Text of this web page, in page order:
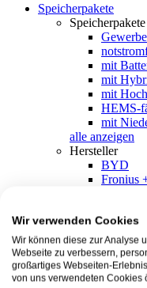
Speicherpakete
Speicherpakete
mit
mit
mit
HEMS-
mit
alle anzeigen
Hersteller
BYD
Fronius
SMA +
EcoFlow
Wir verwenden Cookies
Wir können diese zur Analyse
Webseite zu verbessern,
großartiges Webseiten-
von uns verwendeten Cookies